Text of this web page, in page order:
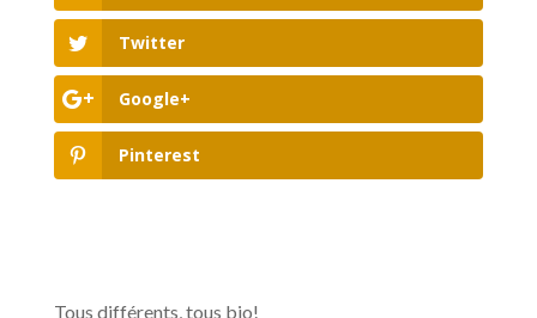
Twitter
Google+
Pinterest
Tous différents, tous bio!